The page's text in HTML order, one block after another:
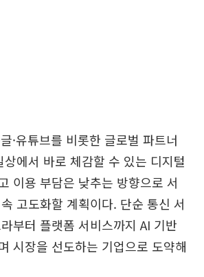
·유튜브를 비롯한 글로벌 파트너
에서 바로 체감할 수 있는 디지털
이용 부담은 낮추는 방향으로 서
고도화할 계획이다. 단순 통신 서
부터 플랫폼 서비스까지 AI 기반
시장을 선도하는 기업으로 도약해